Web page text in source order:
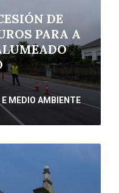
DE
PARA A
MEDIO AMBIENTE